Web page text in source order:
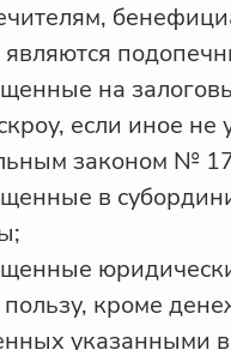
на
если иное не
законом №
в
кроме
указанными в